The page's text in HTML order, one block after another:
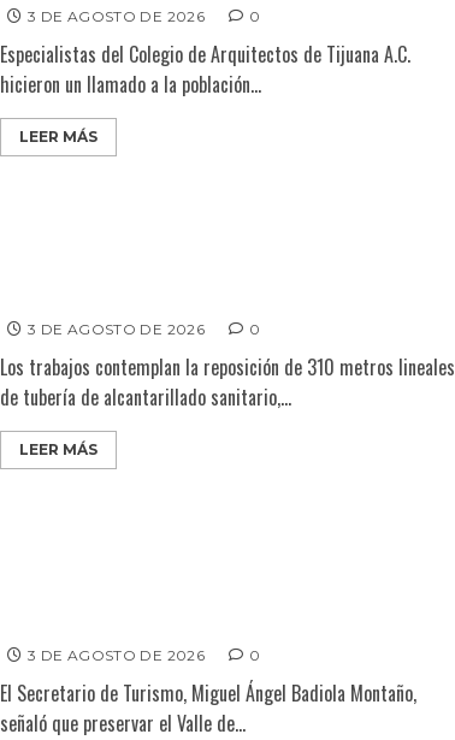
3 DE AGOSTO DE 2026 0
Especialistas del Colegio de Arquitectos de Tijuana A.C.
hicieron un llamado a la población...
LEER MÁS
3 DE AGOSTO DE 2026 0
Los trabajos contemplan la reposición de 310 metros lineales
de tubería de alcantarillado sanitario,...
LEER MÁS
3 DE AGOSTO DE 2026 0
El Secretario de Turismo, Miguel Ángel Badiola Montaño,
señaló que preservar el Valle de...